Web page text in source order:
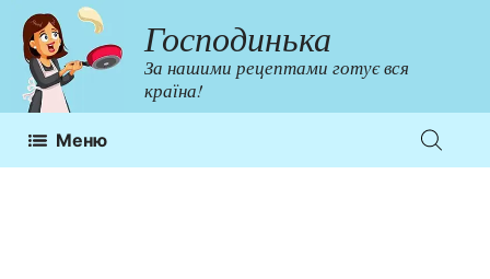
Перейти
до
контенту
Господинька
За нашими рецептами готує вся
країна!
Меню